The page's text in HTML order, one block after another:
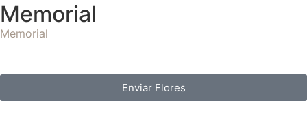
Memorial
Memorial
Enviar Flores